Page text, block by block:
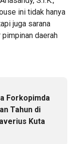
ini tidak hanya
juga sarana
daerah
Forkopimda
Tahun di
Kuta